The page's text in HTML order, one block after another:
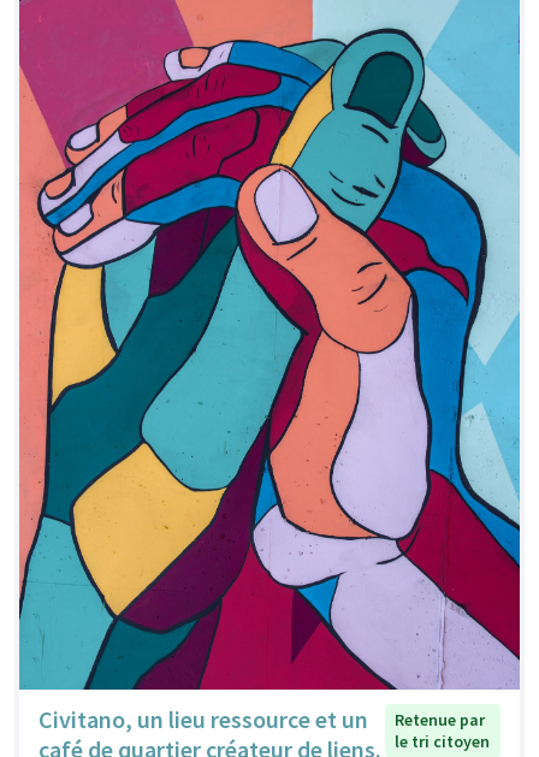
Civitano, un lieu ressource et un
café de quartier créateur de liens.
Retenue par
le tri citoyen